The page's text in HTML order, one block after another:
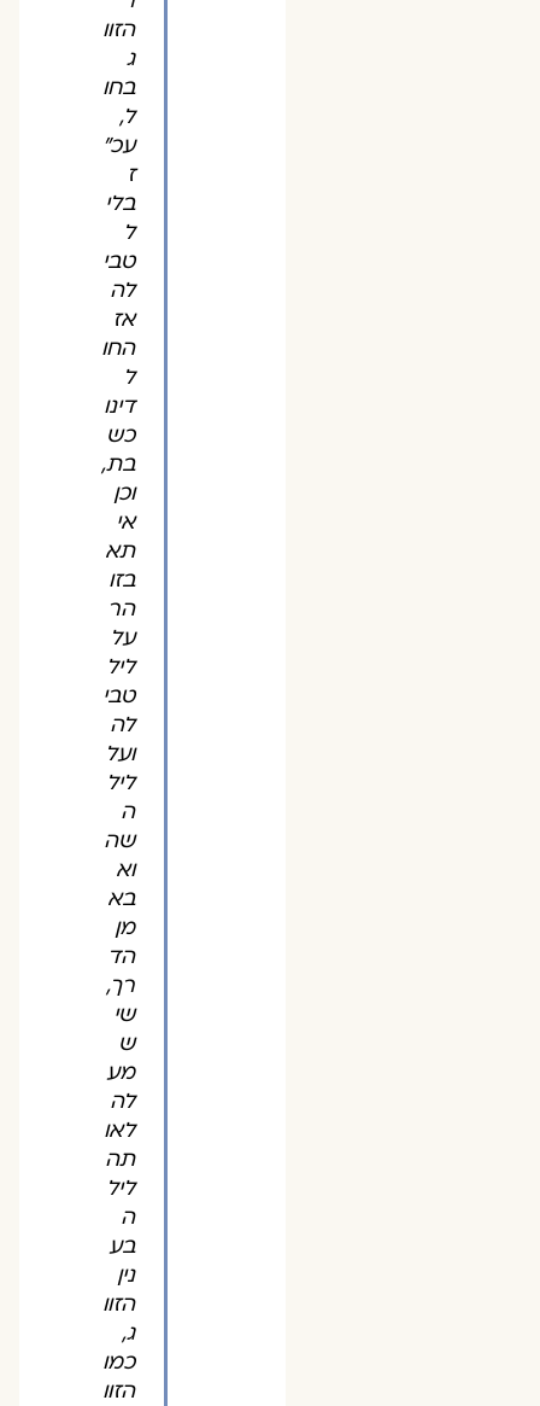
הזוו
בחו
ל,
עכ"
בלי
ל
טבי
לה
אז
החו
ל
דינו
כש
בת,
וכן
אי
תא
בזו
הר
על
ליל
טבי
לה
ועל
ליל
ה
שה
וא
בא
מן
הד
רך,
שי
ש
מע
לה
לאו
תה
ליל
ה
בע
נין
הזוו
ג,
כמו
הזוו